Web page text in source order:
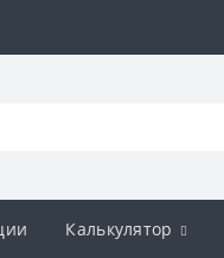
Калькулятор